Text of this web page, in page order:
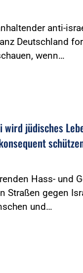
anti-
Deutschland
wenn…
wird jüdisches
Hass- und
Straßen gegen
und…